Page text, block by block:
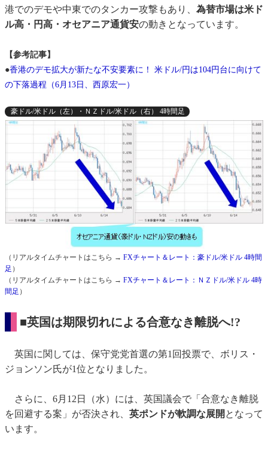
港でのデモや中東でのタンカー攻撃もあり、 為替市場は米ド
ル高・円高・オセアニア通貨安の動きとなっています。
【参考記事】
●香港のデモ拡大が新たな不安要素に！ 米ドル/円は104円台に向けて
の下落過程（6月13日、西原宏一）
豪ドル/米ドル（左）・ＮＺドル/米ドル（右） 4時間足
（リアルタイムチャートはこちら → FXチャート＆レート：豪ドル/米ドル 4時間
足 ）
（リアルタイムチャートはこちら → FXチャート＆レート：ＮＺドル/米ドル 4時
間足 ）
■英国は期限切れによる合意なき離脱へ!?
英国に関しては、保守党党首選の第1回投票で、ボリス・
ジョンソン氏が1位となりました。
さらに、6月12日（水）には、英国議会で「合意なき離脱
を回避する案」が否決され、 英ポンドが軟調な展開 となって
います。